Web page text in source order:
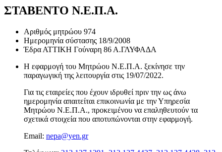
ΣΤΑΒΕΝΤΟ Ν.Ε.Π.Α.
Αριθμός μητρώου 974
Ημερομηνία σύστασης 18/9/2008
Έδρα ΑΤΤΙΚΗ Γούναρη 86 Α.ΓΛΥΦΑΔΑ
Η εφαρμογή του Μητρώου Ν.Ε.Π.Α. ξεκίνησε την
παραγωγική της λειτουργία στις 19/07/2022.
Για τις εταιρείες που έχουν ιδρυθεί πριν την ως άνω
ημερομηνία απαιτείται επικοινωνία με την Υπηρεσία
Μητρώου Ν.Ε.Π.Α., προκειμένου να επαληθευτούν τα
σχετικά στοιχεία που αποτυπώνονται στην εφαρμογή.
Email: nepa@yen.gr